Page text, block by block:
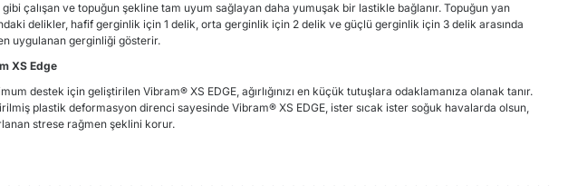
çalışan ve topuğun şekline tam uyum sağlayan daha yumuşak bir lastikle bağlanır. Topuğun yan
delikler, hafif gerginlik için 1 delik, orta gerginlik için 2 delik ve güçlü gerginlik için 3 delik arasında
uygulanan gerginliği gösterir.
XS Edge
destek için geliştirilen Vibram® XS EDGE, ağırlığınızı en küçük tutuşlara odaklamanıza olanak tanır.
plastik deformasyon direnci sayesinde Vibram® XS EDGE, ister sıcak ister soğuk havalarda olsun,
strese rağmen şeklini korur.